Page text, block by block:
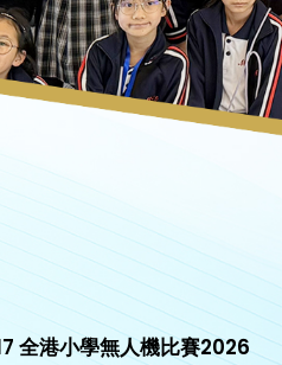
全港小學無人機比賽2026